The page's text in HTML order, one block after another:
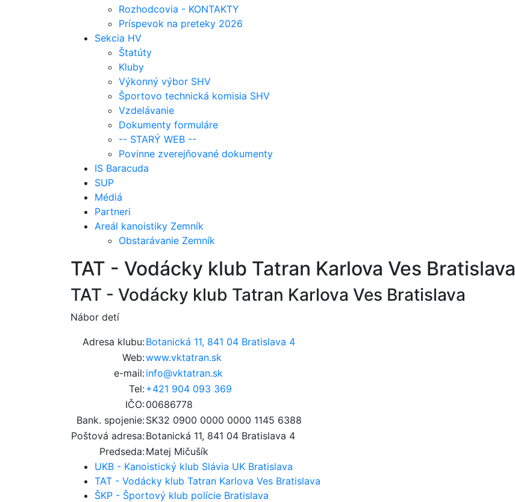
Rozhodcovia - KONTAKTY
Príspevok na preteky 2026
Sekcia HV
Štatúty
Kluby
Výkonný výbor SHV
Športovo technická komisia SHV
Vzdelávanie
Dokumenty formuláre
-- STARÝ WEB --
Povinne zverejňované dokumenty
IS Baracuda
SUP
Médiá
Partneri
Areál kanoistiky Zemník
Obstarávanie Zemník
TAT - Vodácky klub Tatran Karlova Ves Bratislava
TAT - Vodácky klub Tatran Karlova Ves Bratislava
Nábor detí
Adresa klubu:Botanická 11, 841 04 Bratislava 4
Web:www.vktatran.sk
e-mail:info@vktatran.sk
Tel:+421 904 093 369
IČO:00686778
Bank. spojenie:SK32 0900 0000 0000 1145 6388
Poštová adresa:Botanická 11, 841 04 Bratislava 4
Predseda:Matej Mičušík
UKB - Kanoistický klub Slávia UK Bratislava
TAT - Vodácky klub Tatran Karlova Ves Bratislava
ŠKP - Športový klub polície Bratislava